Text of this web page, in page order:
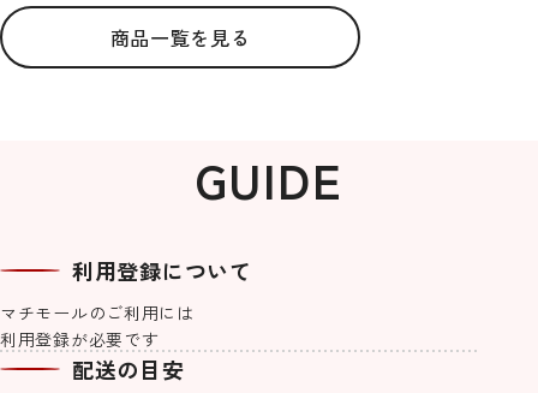
商品一覧を見る
machicoオリジナルブレンド #Re
Lifeご自愛ハーブティー 3種セット
宮城気仙沼加工 3種の鮪を使った
ネギトロ 1kg(500g×2PC）
せんだいタウン情報S-style 8月号
（2026年）
紙でできた軽くて丈夫なアクセサ
リー「kamimi」仙台七夕edition
《夏の大三角》
GUIDE
利用登録について
マチモールのご利用には
利用登録が必要です
配送の目安